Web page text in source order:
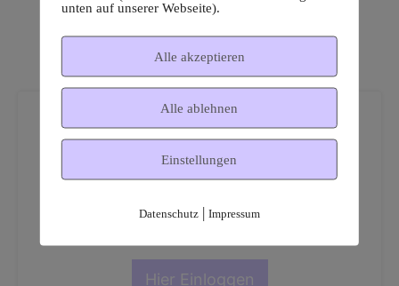
Dies ist ein geschützter
Mitgliederbereich!
Hier Einloggen
unten auf unserer Webseite).
Alle akzeptieren
Alle ablehnen
Einstellungen
Datenschutz| Impressum